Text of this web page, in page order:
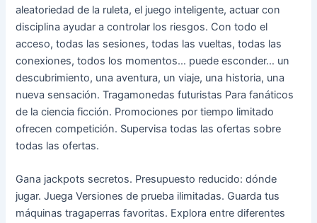
aleatoriedad de la ruleta, el juego inteligente, actuar con
disciplina ayudar a controlar los riesgos. Con todo el
acceso, todas las sesiones, todas las vueltas, todas las
conexiones, todos los momentos… puede esconder… un
descubrimiento, una aventura, un viaje, una historia, una
nueva sensación. Tragamonedas futuristas Para fanáticos
de la ciencia ficción. Promociones por tiempo limitado
ofrecen competición. Supervisa todas las ofertas sobre
todas las ofertas.
Gana jackpots secretos. Presupuesto reducido: dónde
jugar. Juega Versiones de prueba ilimitadas. Guarda tus
máquinas tragaperras favoritas. Explora entre diferentes